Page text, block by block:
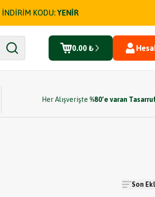
| İNDİRİM KODU:YENİR
0.00 ₺
Her Alışverişte %80’e varan
Son